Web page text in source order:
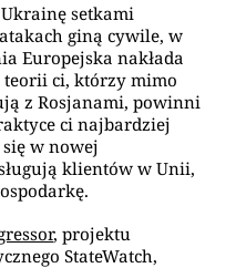
setkami
giną cywile, w
Europejska nakłada
ci, którzy mimo
z Rosjanami, powinni
ci najbardziej
w nowej
klientów w Unii,
, projektu
StateWatch,